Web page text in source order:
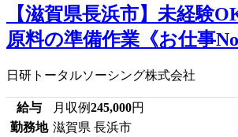
【滋賀県長浜市】未経験
原料の準備作業《お仕事
日研トータルソーシング株式会社
給与 月収例245,000円
勤務地 滋賀県 長浜市